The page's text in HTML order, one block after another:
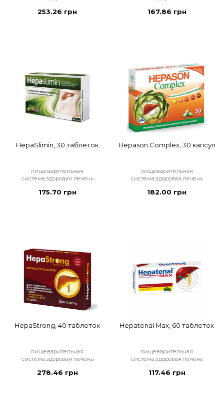
253.26 грн 167.86 грн
HepaSlimin, 30 таблеток
пищеварительная
система,здоровая печень
175.70 грн
Hepason Complex, 30 капсул
пищеварительная
система,здоровая печень
182.00 грн
HepaStrong, 40 таблеток
пищеварительная
система,здоровая печень
278.46 грн
Hepatenal Max, 60 таблеток
пищеварительная
система,здоровая печень
117.46 грн